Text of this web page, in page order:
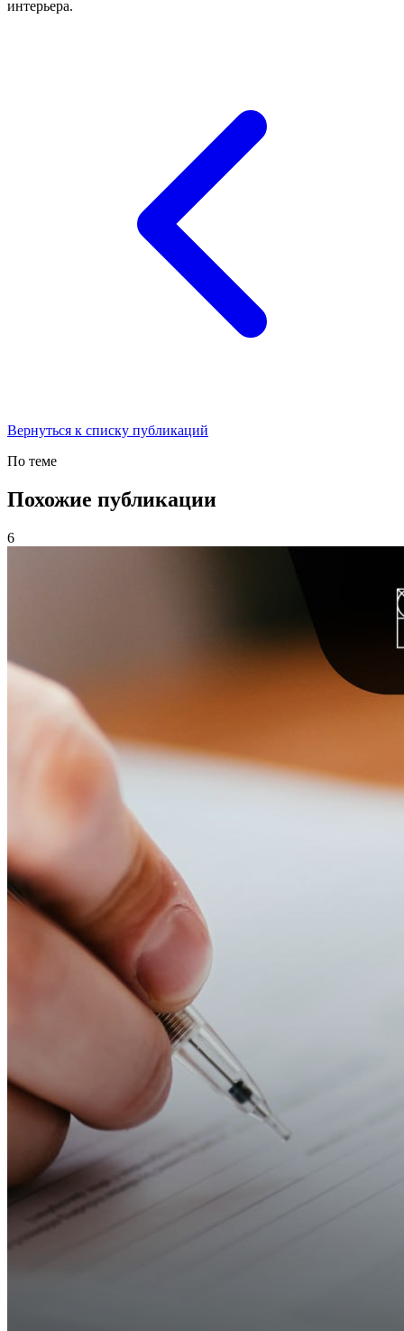
интерьера.
Вернуться к списку публикаций
По теме
Похожие публикации
6